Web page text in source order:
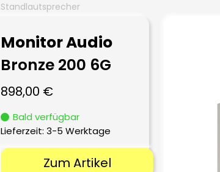
Standlautsprecher
Monitor Audio
Bronze 200 6G
898,00 €
Bald verfügbar
Lieferzeit: 3-5 Werktage
Zum Artikel